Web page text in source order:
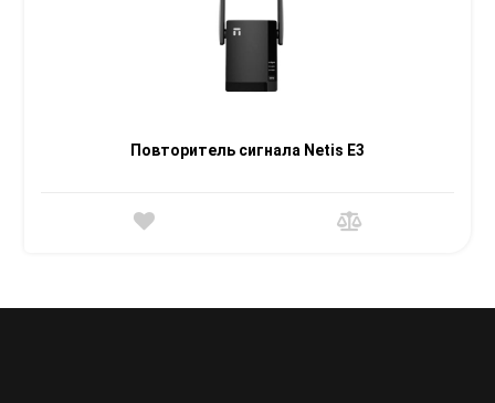
Повторитель сигнала Netis E3